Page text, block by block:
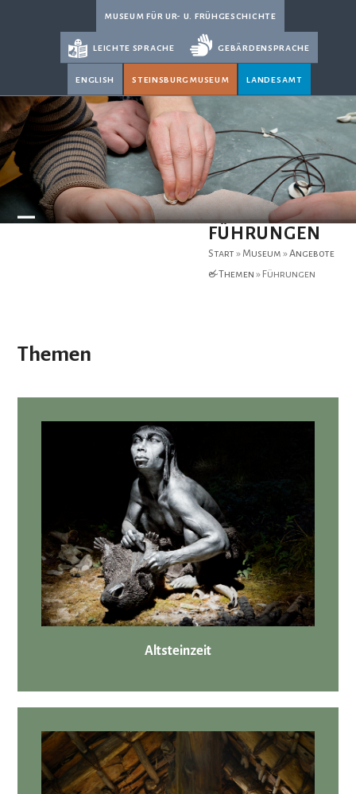
museum für ur- u. frühgeschichte
leichte sprache gebärdensprache
english steinsburgmuseum landesamt
FÜHRUNGEN
Start » Museum »Angebote
& Themen » Führungen
Themen
Altsteinzeit